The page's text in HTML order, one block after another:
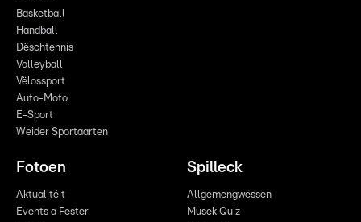
Basketball
Handball
Dëschtennis
Volleyball
Vëlossport
Auto-Moto
E-Sport
Weider Sportaarten
Fotoen
Aktualitéit
Events a Fester
Spilleck
Allgemengwëssen
Musek Quiz